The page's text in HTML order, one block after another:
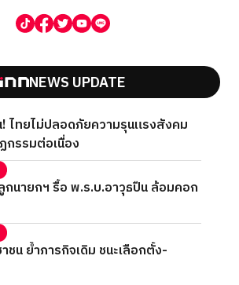
NEWS UPDATE
ทยไม่ปลอดภัยความรุนแรงสังคม
กรรมต่อเนื่อง
นายกฯ รื้อ พ.ร.บ.อาวุธปืน ล้อมคอก
ชน ย้ำภารกิจเดิม ชนะเลือกตั้ง-